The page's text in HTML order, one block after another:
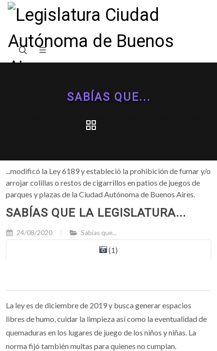
SABÍAS QUE...
...modificó la Ley 6189 y estableció la prohibición de fumar y/o
arrojar colillas o restos de cigarrillos en patios de juegos de
parques y plazas de la Ciudad Autónoma de Buenos Aires.
SABÍAS QUE LA LEGISLATURA...
24/08/2020 Sabías que...
(1)
La ley es de diciembre de 2019 y busca generar espacios
libres de humo, cuidar la limpieza así como la eventualidad de
quemaduras en los lugares de juego de los niños y niñas. La
norma fijó también multas para quienes no cumplan.